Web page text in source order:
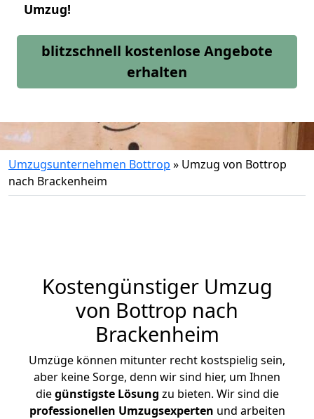
Umzug!
blitzschnell kostenlose Angebote
erhalten
Umzugsunternehmen Bottrop » Umzug von Bottrop
nach Brackenheim
Kostengünstiger Umzug
von Bottrop nach
Brackenheim
Umzüge können mitunter recht kostspielig sein,
aber keine Sorge, denn wir sind hier, um Ihnen
diegünstigste Lösung zu bieten. Wir sind die
professionellen Umzugsexperten und arbeiten